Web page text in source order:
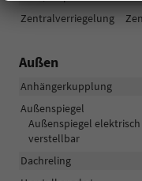
Zentralverriegelung
Außen
Anhängerkupplung
Außenspiegel
Außenspiegel
verstellbar
Dachreling